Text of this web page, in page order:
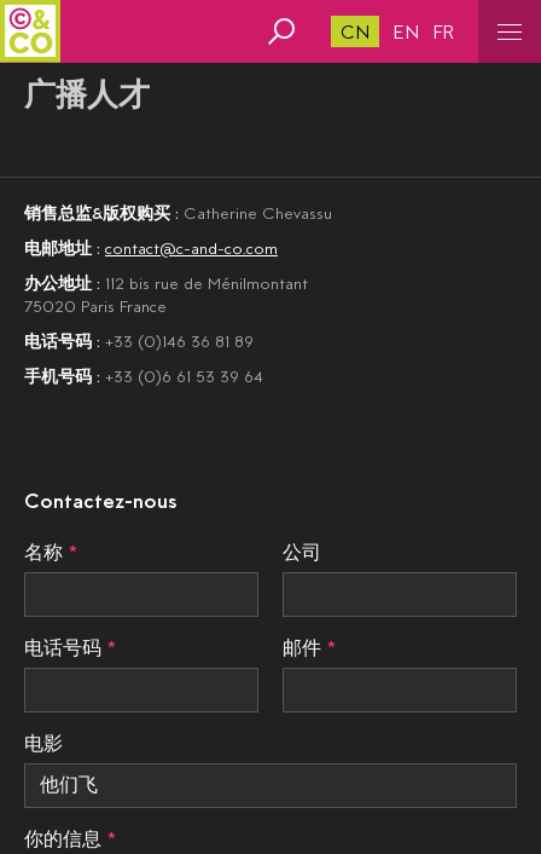
CN EN FR
广播人才
销售总监&版权购买 : Catherine Chevassu
电邮地址 : contact@c-and-co.com
办公地址 : 112 bis rue de Ménilmontant
75020 Paris France
电话号码 : +33 (0)146 36 81 89
手机号码 : +33 (0)6 61 53 39 64
Contactez-nous
名称 公司
电话号码 邮件
电影
你的信息